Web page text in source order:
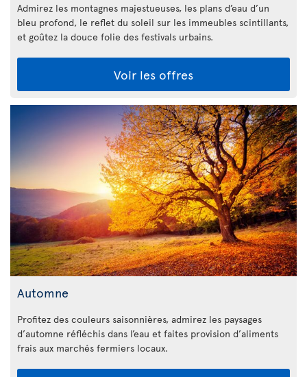
Admirez les montagnes majestueuses, les plans d’eau d’un
bleu profond, le reflet du soleil sur les immeubles scintillants,
et goûtez la douce folie des festivals urbains.
Voir les offres
Automne
Profitez des couleurs saisonnières, admirez les paysages
d’automne réfléchis dans l’eau et faites provision d’aliments
frais aux marchés fermiers locaux.